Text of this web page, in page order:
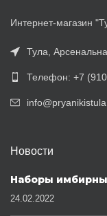
Интернет-магазин
Тула,
Телефон: +7
Новости
Наборы
24.02.2022